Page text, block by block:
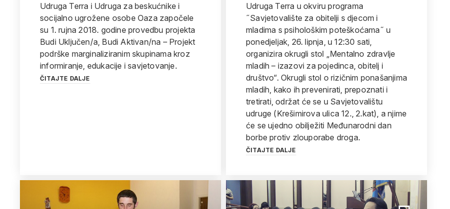
Udruga Terra i Udruga za beskućnike i
socijalno ugrožene osobe Oaza započele
su 1. rujna 2018. godine provedbu projekta
Budi Uključen/a, Budi Aktivan/na – Projekt
podrške marginaliziranim skupinama kroz
informiranje, edukacije i savjetovanje.
ČITAJTE DALJE
Udruga Terra u okviru programa
˝Savjetovalište za obitelji s djecom i
mladima s psihološkim poteškoćama˝ u
ponedjeljak, 26. lipnja, u 12:30 sati,
organizira okrugli stol „Mentalno zdravlje
mladih – izazovi za pojedinca, obitelj i
društvo“. Okrugli stol o rizičnim ponašanjima
mladih, kako ih prevenirati, prepoznati i
tretirati, održat će se u Savjetovalištu
udruge (Krešimirova ulica 12., 2.kat), a njime
će se ujedno obilježiti Međunarodni dan
borbe protiv zlouporabe droga.
ČITAJTE DALJE